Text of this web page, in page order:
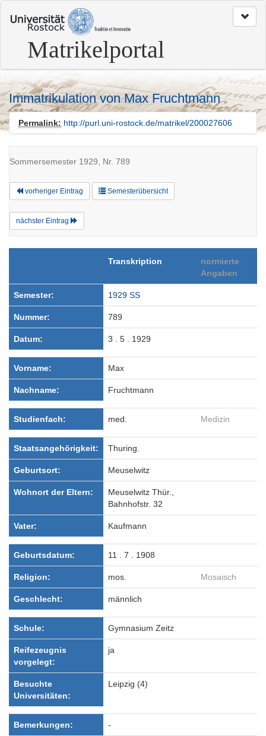
zum
Seitenanfang
Matrikelportal
Immatrikulation von Max Fruchtmann
Permalink: http://purl.uni-rostock.de/matrikel/200027606
Sommersemester 1929, Nr. 789
vorheriger Eintrag Semesterübersicht
nächster Eintrag
Transkription
normierte
Angaben
Semester: 1929 SS
Nummer: 789
Datum: 3 . 5 . 1929
Vorname: Max
Nachname: Fruchtmann
Studienfach: med. Medizin
Staatsangehörigkeit: Thuring.
Geburtsort: Meuselwitz
Wohnort der Eltern:
Meuselwitz Thür.,
Bahnhofstr. 32
Vater: Kaufmann
Geburtsdatum: 11 . 7 . 1908
Religion: mos. Mosaisch
Geschlecht: männlich
Schule: Gymnasium Zeitz
Reifezeugnis
vorgelegt:
ja
Besuchte
Universitäten:
Leipzig (4)
Bemerkungen: -